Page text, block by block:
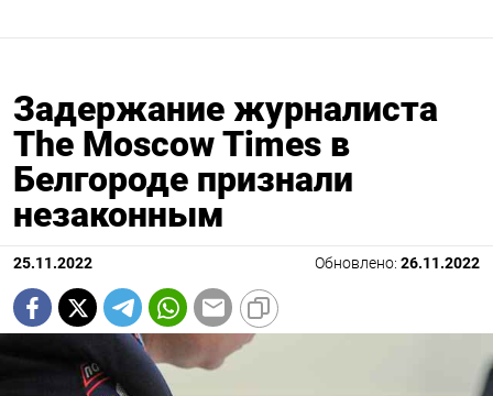
Задержание журналиста
The Moscow Times в
Белгороде признали
незаконным
25.11.2022 Обновлено: 26.11.2022